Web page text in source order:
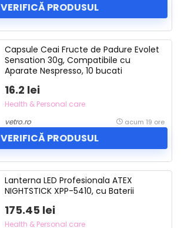
VERIFICĂ PRODUSUL
Capsule Ceai Fructe de Padure Evolet
Sensation 30g, Compatibile cu
Aparate Nespresso, 10 bucati
16.2 lei
Health & Personal care
vetro.ro
acum 19 ore
VERIFICĂ PRODUSUL
Lanterna LED Profesionala ATEX
NIGHTSTICK XPP-5410, cu Baterii
175.45 lei
Health & Personal care